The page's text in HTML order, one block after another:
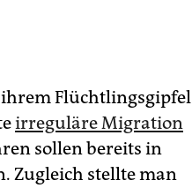
ihrem Flüchtlingsgipfel
irreguläre Migration
sollen bereits in
Zugleich stellte man